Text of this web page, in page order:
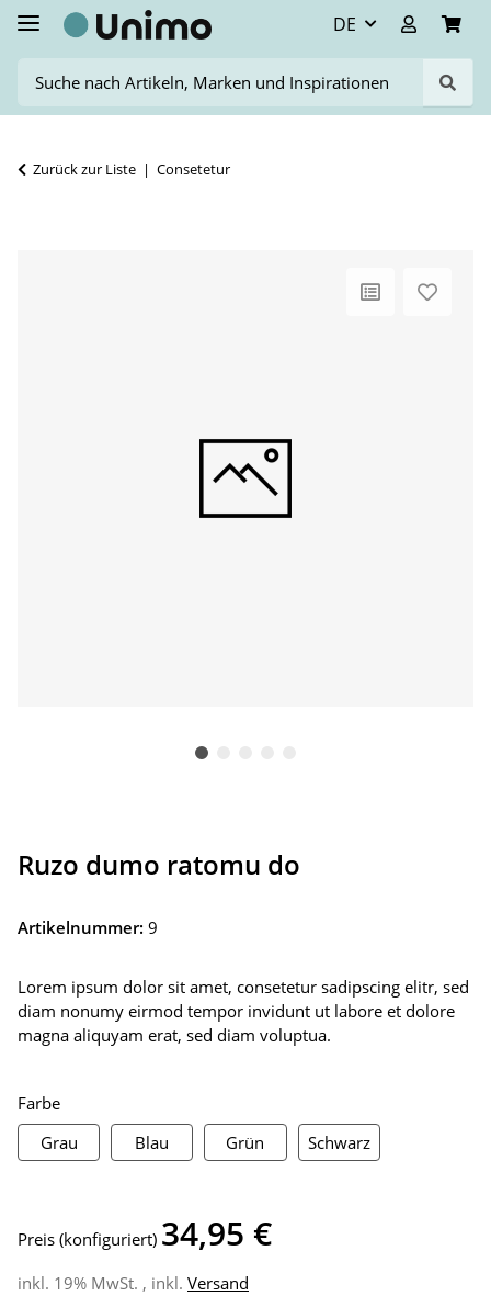
DE
Zurück zur Liste Consetetur
Ruzo dumo ratomu do
Artikelnummer: 9
Lorem ipsum dolor sit amet, consetetur sadipscing elitr, sed
diam nonumy eirmod tempor invidunt ut labore et dolore
magna aliquyam erat, sed diam voluptua.
Farbe
GrauGrau Blau Grün SchwarzSchwarz
Preis (konfiguriert) 34,95 €
inkl. 19% MwSt. , inkl. Versand